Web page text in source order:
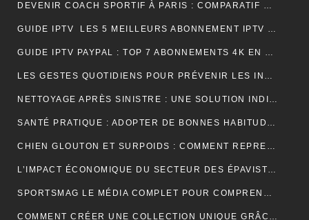
DEVENIR COACH SPORTIF À PARIS : COMPARATIF DES FORMATIONS CQP FITNESS
GUIDE IPTV LES 5 MEILLEURS ABONNEMENT IPTV FRANÇAIS 4K
GUIDE IPTV PAYPAL : TOP 7 ABONNEMENTS 4K EN FRANCE
LES GESTES QUOTIDIENS POUR PRÉVENIR LES INFECTIONS CHEZ LES VOLAILLES
NETTOYAGE APRÈS SINISTRE : UNE SOLUTION INDISPENSABLE POUR RETROUVER DES ESPACES SÛRS ET SALUBRES
SANTÉ PRATIQUE : ADOPTER DE BONNES HABITUDES AU QUOTIDIEN
CHIEN GLOUTON ET SURPOIDS : COMMENT REPRENDRE LE CONTRÔLE DES PORTIONS ?
L’IMPACT ÉCONOMIQUE DU SECTEUR DES ÉPAVISTES EN FRANCE
SPORTSMAG LE MÉDIA COMPLET POUR COMPRENDRE LE SPORT LA NUTRITION ET LA PERFORMANCE
COMMENT CRÉER UNE COLLECTION UNIQUE GRÂCE À UN GROSSISTE DE VÊTEMENTS PERSONNALISÉS